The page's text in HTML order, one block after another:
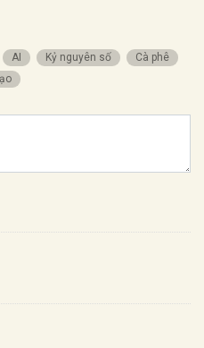
Kỷ nguyên số
Cà phê